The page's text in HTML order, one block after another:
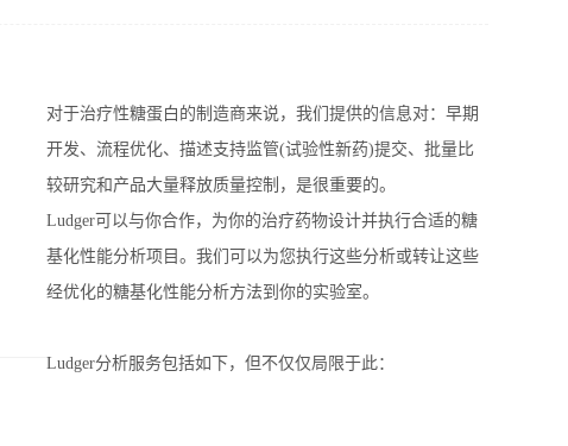
对于治疗性糖蛋白的制造商来说，我们提供的信息对：早期
开发、流程优化、描述支持监管(试验性新药)提交、批量比
较研究和产品大量释放质量控制，是很重要的。
Ludger可以与你合作，为你的治疗药物设计并执行合适的糖
基化性能分析项目。我们可以为您执行这些分析或转让这些
经优化的糖基化性能分析方法到你的实验室。
Ludger分析服务包括如下，但不仅仅局限于此：